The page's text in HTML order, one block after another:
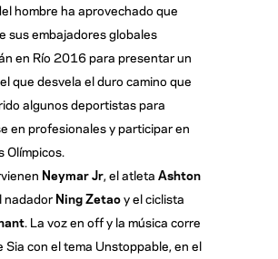
hombre ha aprovechado que
sus embajadores globales
en Río 2016 para presentar un
que desvela el duro camino que
algunos deportistas para
en profesionales y participar en
Olímpicos.
Neymar Jr, el atleta Ashton
nadador Ning Zetaoy el ciclista
. La voz en off y la música corre
Sia con el tema Unstoppable, en el